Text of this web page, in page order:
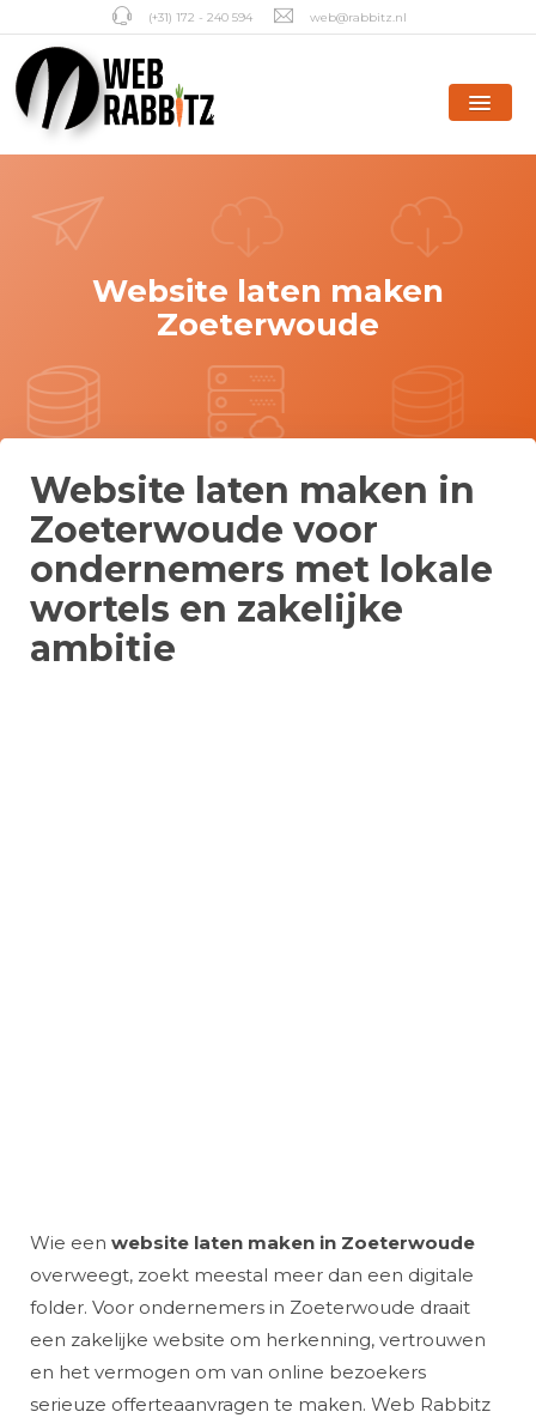
(+31) 172 - 240 594 web@rabbitz.nl
Website laten maken
Zoeterwoude
Website laten maken in
Zoeterwoude voor
ondernemers met lokale
wortels en zakelijke
ambitie
Wie een website laten maken in Zoeterwoude
overweegt, zoekt meestal meer dan een digitale
folder. Voor ondernemers in Zoeterwoude draait
een zakelijke website om herkenning, vertrouwen
en het vermogen om van online bezoekers
serieuze offerteaanvragen te maken. Web Rabbitz